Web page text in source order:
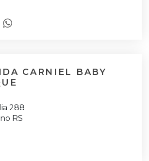
CARNIEL BABY
288
RS